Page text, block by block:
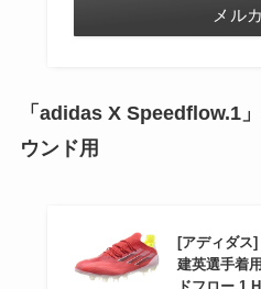
メル
「adidas X Speedflow.1
ウンド用
[アディダス
建英選手着